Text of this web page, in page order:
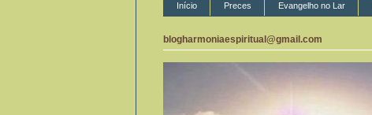
Início Preces Evangelho no Lar
blogharmoniaespiritual@gmail.com